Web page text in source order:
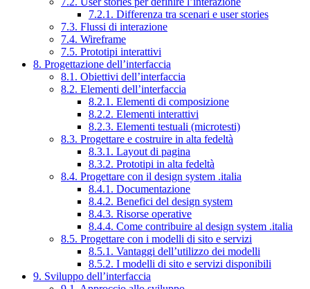
7.2.1. Differenza tra scenari e user stories
7.3. Flussi di interazione
7.4. Wireframe
7.5. Prototipi interattivi
8. Progettazione dell’interfaccia
8.1. Obiettivi dell’interfaccia
8.2. Elementi dell’interfaccia
8.2.1. Elementi di composizione
8.2.2. Elementi interattivi
8.2.3. Elementi testuali (microtesti)
8.3. Progettare e costruire in alta fedeltà
8.3.1. Layout di pagina
8.3.2. Prototipi in alta fedeltà
8.4. Progettare con il design system .italia
8.4.1. Documentazione
8.4.2. Benefici del design system
8.4.3. Risorse operative
8.4.4. Come contribuire al design system .italia
8.5. Progettare con i modelli di sito e servizi
8.5.1. Vantaggi dell’utilizzo dei modelli
8.5.2. I modelli di sito e servizi disponibili
9. Sviluppo dell’interfaccia